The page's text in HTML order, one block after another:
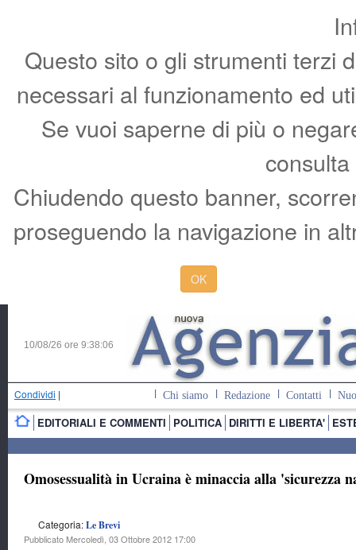
Questo sito o gli strumenti terzi
necessari al funzionamento ed
Se vuoi saperne di più o
Chiudendo questo banner,
proseguendo la navigazione in
OK
10/08/26 ore 9:38:07
Condividi | Chi siamo Redazione Contatti
EDITORIALI E COMMENTI POLITICA DIRITTI E LIBERTA'
Omosessualità in Ucraina è minaccia alla 'sicurezza
Categoria:Le Brevi
Pubblicato Mercoledì, 03 Ottobre 2012 17:00